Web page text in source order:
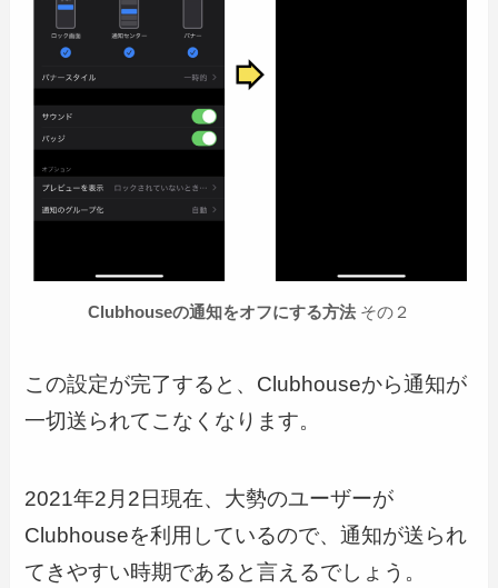
Clubhouseの通知をオフにする方法 その２
この設定が完了すると、Clubhouseから通知が
一切送られてこなくなります。
2021年2月2日現在、大勢のユーザーが
Clubhouseを利用しているので、通知が送られ
てきやすい時期であると言えるでしょう。